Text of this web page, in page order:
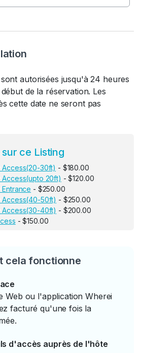
autorisées jusqu'à 24 heures
de la réservation. Les
cette date ne seront pas
ce Listing
30ft) - $180.00
20ft) - $120.00
- $250.00
Access(40-50ft) - $250.00
Access(30-40ft) - $200.00
- $150.00
cela fonctionne
Web ou l'application Wherei
facturé qu'une fois la
d'accès auprès de l'hôte